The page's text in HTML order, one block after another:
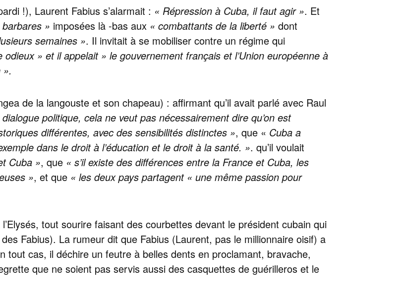
!), Laurent Fabius s’alarmait : « Répression à Cuba, il faut agir ». Et
» imposées là -bas aux « combattants de la liberté » dont
semaines ». Il invitait à se mobiliser contre un régime qui
» et il appelait » le gouvernement français et l’Union européenne à
».
de la langouste et son chapeau) : affirmant qu’il avait parlé avec Raul
politique, cela ne veut pas nécessairement dire qu’on est
différentes, avec des sensibilités distinctes », que « Cuba a
dans le droit à l’éducation et le droit à la santé. ». qu’il voulait
Cuba », que « s’il existe des différences entre la France et Cuba, les
», et que « les deux pays partagent « une même passion pour
tout sourire faisant des courbettes devant le président cubain qui
Fabius). La rumeur dit que Fabius (Laurent, pas le millionnaire oisif) a
tout cas, il déchire un feutre à belles dents en proclamant, bravache,
que ne soient pas servis aussi des casquettes de guérilleros et le